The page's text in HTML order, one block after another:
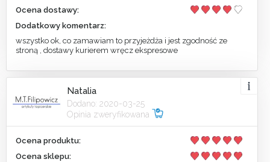
Ocena dostawy:
Dodatkowy komentarz:
wszystko ok, co zamawiam to przyjeżdża i jest zgodność ze
stroną , dostawy kurierem wręcz ekspresowe
Natalia
Dodano: 2020-03-25
Opinia zweryfikowana
Ocena produktu:
Ocena sklepu: